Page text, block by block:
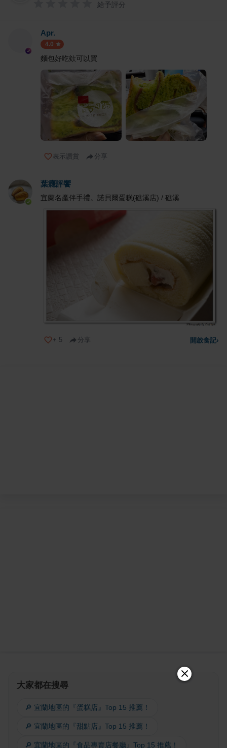
給予評分
Apr.
4.0
麵包好吃欸可以買
表示讚賞 分享
葉癮評饗
宜蘭名產伴手禮。諾貝爾蛋糕(礁溪店) / 礁溪
+ 5 分享 開啟食記›
大家都在搜尋
🔎 宜蘭地區的『蛋糕店』Top 15 推薦！
🔎 宜蘭地區的『甜點店』Top 15 推薦！
🔎 宜蘭地區的『食品專賣店餐廳』Top 15 推薦！